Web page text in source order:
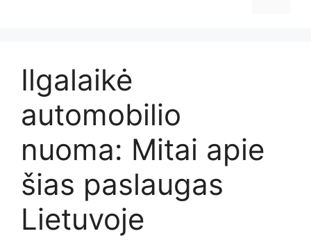
Ilgalaikė
automobilio
nuoma: Mitai apie
šias paslaugas
Lietuvoje